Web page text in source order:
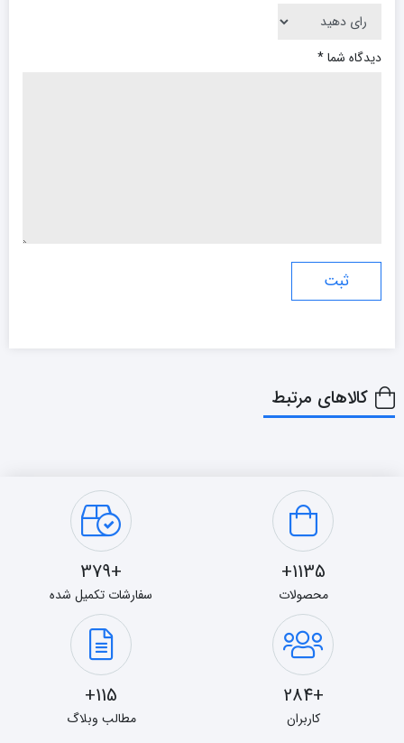
دیدگاه شما*
کالاهای مرتبط
1135+
محصولات
+379
سفارشات تکمیل شده
+284
کاربران
115+
مطالب وبلاگ